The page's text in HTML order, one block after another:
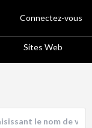
Sites Web
Connectez-vous